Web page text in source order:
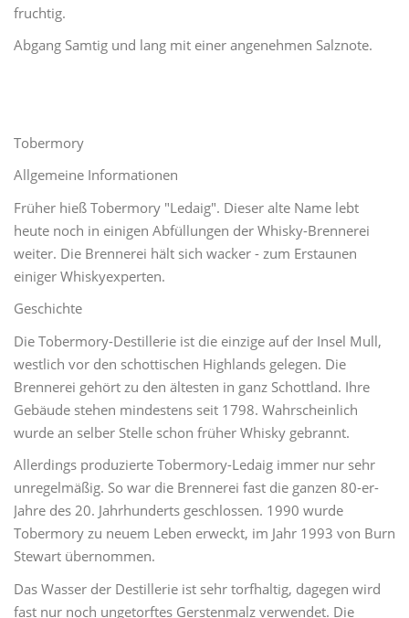
fruchtig.
Abgang Samtig und lang mit einer angenehmen Salznote.
Tobermory
Allgemeine Informationen
Früher hieß Tobermory "Ledaig". Dieser alte Name lebt
heute noch in einigen Abfüllungen der Whisky-Brennerei
weiter. Die Brennerei hält sich wacker - zum Erstaunen
einiger Whiskyexperten.
Geschichte
Die Tobermory-Destillerie ist die einzige auf der Insel Mull,
westlich vor den schottischen Highlands gelegen. Die
Brennerei gehört zu den ältesten in ganz Schottland. Ihre
Gebäude stehen mindestens seit 1798. Wahrscheinlich
wurde an selber Stelle schon früher Whisky gebrannt.
Allerdings produzierte Tobermory-Ledaig immer nur sehr
unregelmäßig. So war die Brennerei fast die ganzen 80-er-
Jahre des 20. Jahrhunderts geschlossen. 1990 wurde
Tobermory zu neuem Leben erweckt, im Jahr 1993 von Burn
Stewart übernommen.
Das Wasser der Destillerie ist sehr torfhaltig, dagegen wird
fast nur noch ungetorftes Gerstenmalz verwendet. Die